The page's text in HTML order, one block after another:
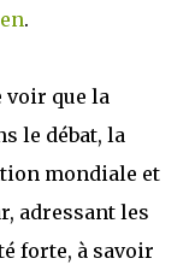
.
voir que la
le débat, la
mondiale et
adressant les
forte, à savoir